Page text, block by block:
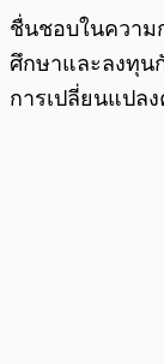
ชื่นชอบในความ
ศึกษาและลงทุน
การเปลี่ยนแปล